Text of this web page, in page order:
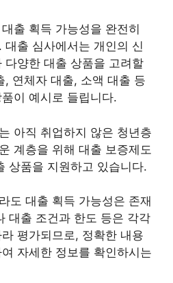
출 획득 가능성을 완전히
대출 심사에서는 개인의 신
다양한 대출 상품을 고려할
, 연체자 대출, 소액 대출 등
이 예시로 들립니다.
아직 취업하지 않은 청년층
계층을 위해 대출 보증제도
상품을 지원하고 있습니다.
도 대출 획득 가능성은 존재
대출 조건과 한도 등은 각각
평가되므로, 정확한 내용
자세한 정보를 확인하시는